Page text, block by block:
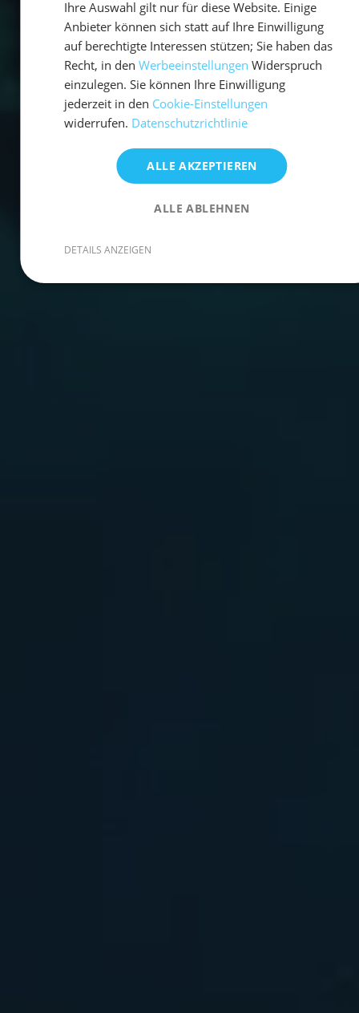
Ihre Auswahl gilt nur für diese Website. Einige
Anbieter können sich statt auf Ihre Einwilligung
auf berechtigte Interessen stützen; Sie haben das
Recht, in den Werbeeinstellungen Widerspruch
einzulegen. Sie können Ihre Einwilligung
jederzeit in den Cookie-Einstellungen
widerrufen. Datenschutzrichtlinie
ALLE AKZEPTIEREN
ALLE ABLEHNEN
DETAILS ANZEIGEN